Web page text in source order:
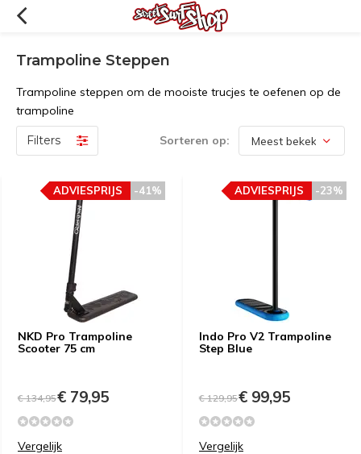
Trampoline Steppen
Trampoline steppen om de mooiste trucjes te oefenen op de
trampoline
Filters Sorteren op:
NKD Pro Trampoline
Scooter 75 cm
-41%
ADVIESPRIJS
€ 134,95€ 79,95
Vergelijk
Indo Pro V2 Trampoline
Step Blue
-23%
ADVIESPRIJS
€ 129,95€ 99,95
Vergelijk